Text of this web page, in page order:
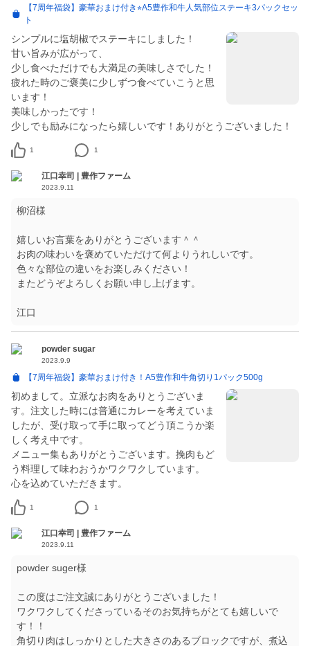
【7周年福袋】豪華おまけ付き⭐︎A5豊作和牛人気部位ステーキ3パックセッ
ト
シンプルに塩胡椒でステーキにしました！
甘い旨みが広がって、
少し食べただけでも大満足の美味しさでした！
疲れた時のご褒美に少しずつ食べていこうと思
います！
美味しかったです！
少しでも励みになったら嬉しいです！ありがとうございました！
1 1
江口幸司 | 豊作ファーム
2023.9.11
柳沼様
嬉しいお言葉をありがとうございます＾＾
お肉の味わいを褒めていただけて何よりうれしいです。
色々な部位の違いをお楽しみください！
またどうぞよろしくお願い申し上げます。
江口
powder sugar
2023.9.9
【7周年福袋】豪華おまけ付き！A5豊作和牛角切り1パック500g
初めまして。立派なお肉をありとうございま
す。注文した時には普通にカレーを考えていま
したが、受け取って手に取ってどう頂こうか楽
しく考え中です。
メニュー集もありがとうございます。挽肉もど
う料理して味わおうかワクワクしています。
心を込めていただきます。
1 1
江口幸司 | 豊作ファーム
2023.9.11
powder suger様
この度はご注文誠にありがとうございました！
ワクワクしてくださっているそのお気持ちがとても嬉しいで
す！！
角切り肉はしっかりとした大きさのあるブロックですが、煮込